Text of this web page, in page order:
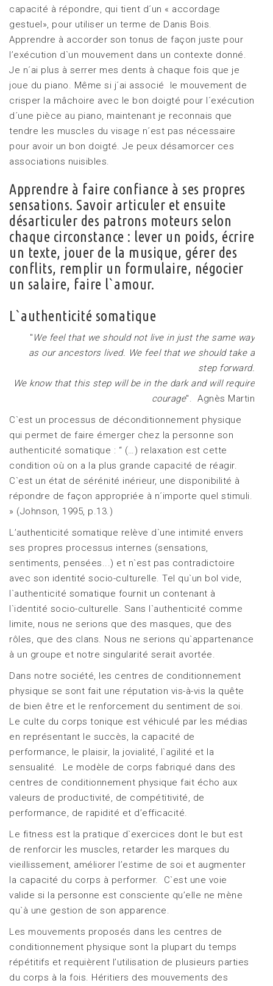
capacité à répondre, qui tient d´un « accordage
gestuel», pour utiliser un terme de Danis Bois.
Apprendre à accorder son tonus de façon juste pour
l’exécution d`un mouvement dans un contexte donné.
Je n´ai plus à serrer mes dents à chaque fois que je
joue du piano. Même si j´ai associé le mouvement de
crisper la mâchoire avec le bon doigté pour l´exécution
d´une pièce au piano, maintenant je reconnais que
tendre les muscles du visage n´est pas nécessaire
pour avoir un bon doigté. Je peux désamorcer ces
associations nuisibles.
Apprendre à faire confiance à ses propres
sensations. Savoir articuler et ensuite
désarticuler des patrons moteurs selon
chaque circonstance : lever un poids, écrire
un texte, jouer de la musique, gérer des
conflits, remplir un formulaire, négocier
un salaire, faire l`amour.
L`authenticité somatique
" We feel that we should not live in just the same way
as our ancestors lived. We feel that we should take a
step forward.
We know that this step will be in the dark and will require
courage". Agnès Martin
C`est un processus de déconditionnement physique
qui permet de faire émerger chez la personne son
authenticité somatique : “ (…) relaxation est cette
condition où on a la plus grande capacité de réagir.
C`est un état de sérénité inérieur, une disponibilité à
répondre de façon appropriée à n´importe quel stimuli.
» (Johnson, 1995, p.13.)
L’authenticité somatique relève d`une intimité envers
ses propres processus internes (sensations,
sentiments, pensées...) et n`est pas contradictoire
avec son identité socio-culturelle. Tel qu`un bol vide,
l`authenticité somatique fournit un contenant à
l`identité socio-culturelle. Sans l`authenticité comme
limite, nous ne serions que des masques, que des
rôles, que des clans. Nous ne serions qu`appartenance
à un groupe et notre singularité serait avortée.
Dans notre société, les centres de conditionnement
physique se sont fait une réputation vis-à-vis la quête
de bien être et le renforcement du sentiment de soi.
Le culte du corps tonique est véhiculé par les médias
en représentant le succès, la capacité de
performance, le plaisir, la jovialité, l`agilité et la
sensualité. Le modèle de corps fabriqué dans des
centres de conditionnement physique fait écho aux
valeurs de productivité, de compétitivité, de
performance, de rapidité et d’efficacité.
Le fitness est la pratique d`exercices dont le but est
de renforcir les muscles, retarder les marques du
vieillissement, améliorer l’estime de soi et augmenter
la capacité du corps à performer. C`est une voie
valide si la personne est consciente qu’elle ne mène
qu`à une gestion de son apparence.
Les mouvements proposés dans les centres de
conditionnement physique sont la plupart du temps
répétitifs et requièrent l’utilisation de plusieurs parties
du corps à la fois. Héritiers des mouvements des